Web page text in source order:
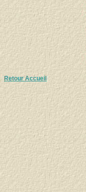
Retour Accueil